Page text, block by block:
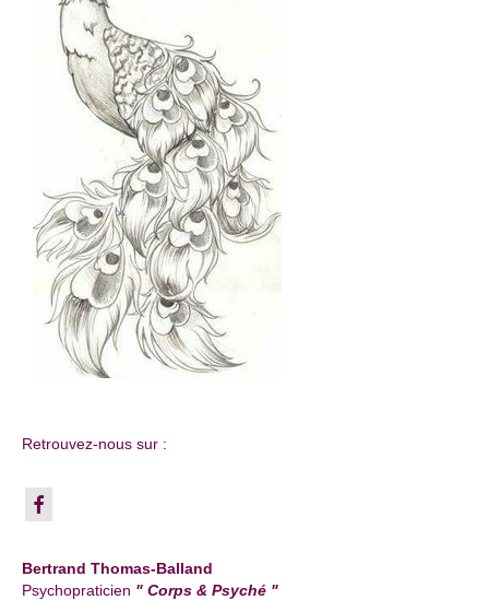
Retrouvez-nous sur :
Bertrand Thomas-Balland
Psychopraticien " Corps & Psyché "